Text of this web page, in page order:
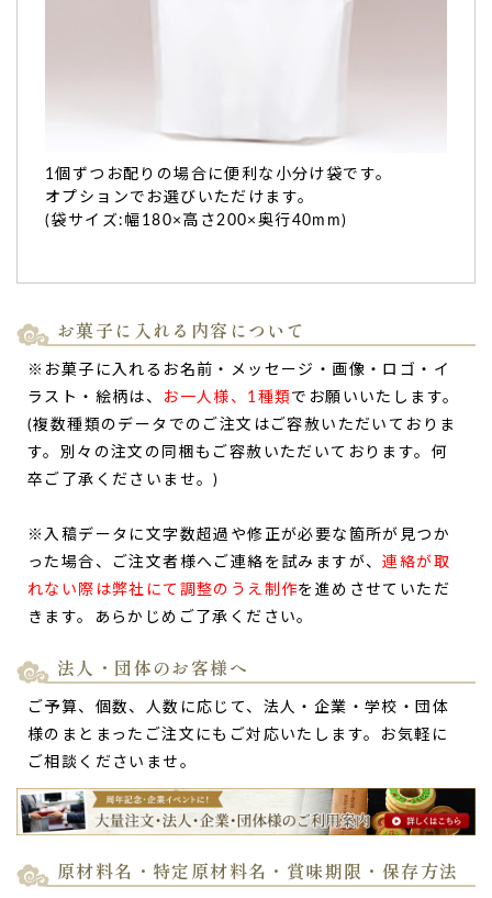
オリジナル名入れ・メッセージ入れ小バ
ウムクーヘン(グリーン・エンブレム風/10個入り)
お喜びいただきました。
このたびはスムーズに納品いただきありがとうございまし
取引先のオフィス開設のお祝い用
バームクーヘンは先の見通しがよいとのことで大変お喜びい
ご連絡も丁寧、迅速でメールだけのやりとりでしたが安心し
てお願いできました。（アップルパイ様）
ご購入頂いた商品：オリジナル名入れ・メッセージ入れ小バ
ウムクーヘン（10個入り）
いつも、わあ〜っと声が出て喜ばれます。
記念日や、お礼時に何度か購入させていただきました。いつ
ご購入頂いた商品：オリジナル名入れ・メッセージ入れ小バ
1個ずつお配りの場合に便利な小分け袋です。
オプションでお選びいただけます。
(袋サイズ:幅180×高さ200×奥行40mm)
お菓子に入れる内容について
※お菓子に入れるお名前・メッセージ・画像・ロゴ・イ
ラスト・絵柄は、
お一人様、1種類 でお願いいたします。
(複数種類のデータでのご注文はご容赦いただいておりま
す。別々の注文の同梱もご容赦いただいております。何
卒ご了承くださいませ。)
※入稿データに文字数超過や修正が必要な箇所が見つか
った場合、ご注文者様へご連絡を試みますが、連絡が取
れない際は弊社にて調整のうえ制作を進めさせていただ
きます。あらかじめご了承ください。
法人・団体のお客様へ
ご予算、個数、人数に応じて、法人・企業・学校・団体
様のまとまったご注文にもご対応いたします。お気軽に
ご相談くださいませ。
原材料名・特定原材料名・賞味期限・保存方法